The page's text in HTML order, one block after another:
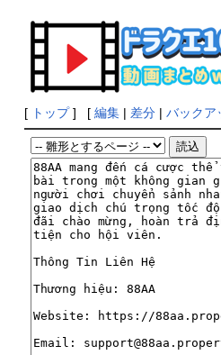
[ トップ] [ 編集| 差分| バックア